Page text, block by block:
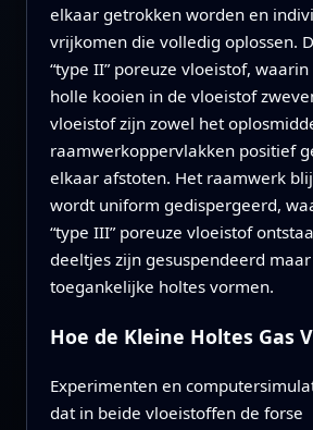
elkaar getrokken worden en
vrijkomen die volledig oplossen.
“type II” poreuze vloeistof,
holle kooien in de vloeistof
vloeistof zijn zowel het
raamwerkoppervlakken positief
elkaar afstoten. Het raamwerk
wordt uniform gedispergeerd,
“type III” poreuze vloeistof
deeltjes zijn gesuspendeerd
toegankelijke holtes vormen.
Hoe de Kleine Holtes Gas
Experimenten en
dat in beide vloeistoffen de forse